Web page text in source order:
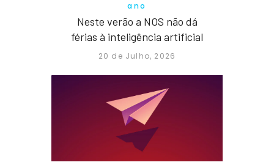
ano
Neste verão a NOS não dá
férias à inteligência artificial
20 de Julho, 2026